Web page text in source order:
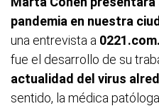
pandemia en nuestra
una entrevista a
fue el desarrollo de su
actualidad del virus
sentido, la médica